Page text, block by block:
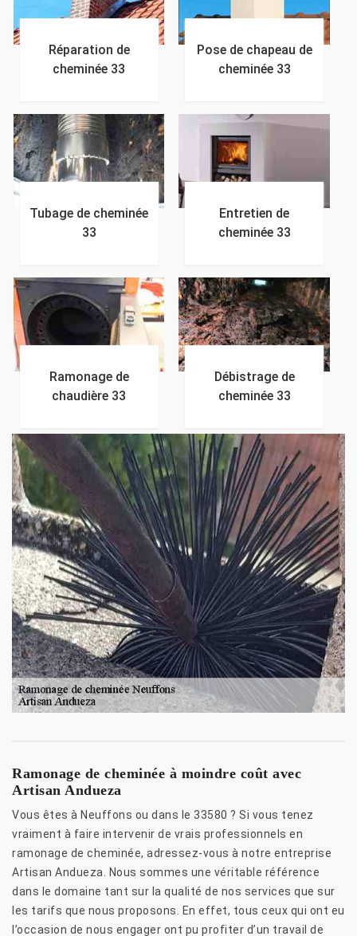
Réparation de
cheminée 33
Pose de chapeau de
cheminée 33
Tubage de cheminée
33
Entretien de
cheminée 33
Ramonage de
chaudière 33
Débistrage de
cheminée 33
Ramonage de cheminée à moindre coût avec
Artisan Andueza
Vous êtes à Neuffons ou dans le 33580 ? Si vous tenez
vraiment à faire intervenir de vrais professionnels en
ramonage de cheminée, adressez-vous à notre entreprise
Artisan Andueza. Nous sommes une véritable référence
dans le domaine tant sur la qualité de nos services que sur
les tarifs que nous proposons. En effet, tous ceux qui ont eu
l’occasion de nous engager ont pu profiter d’un travail de